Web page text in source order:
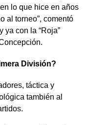
lo que hice en años
al torneo”, comentó
ya con la “Roja”
División?
táctica y
también al